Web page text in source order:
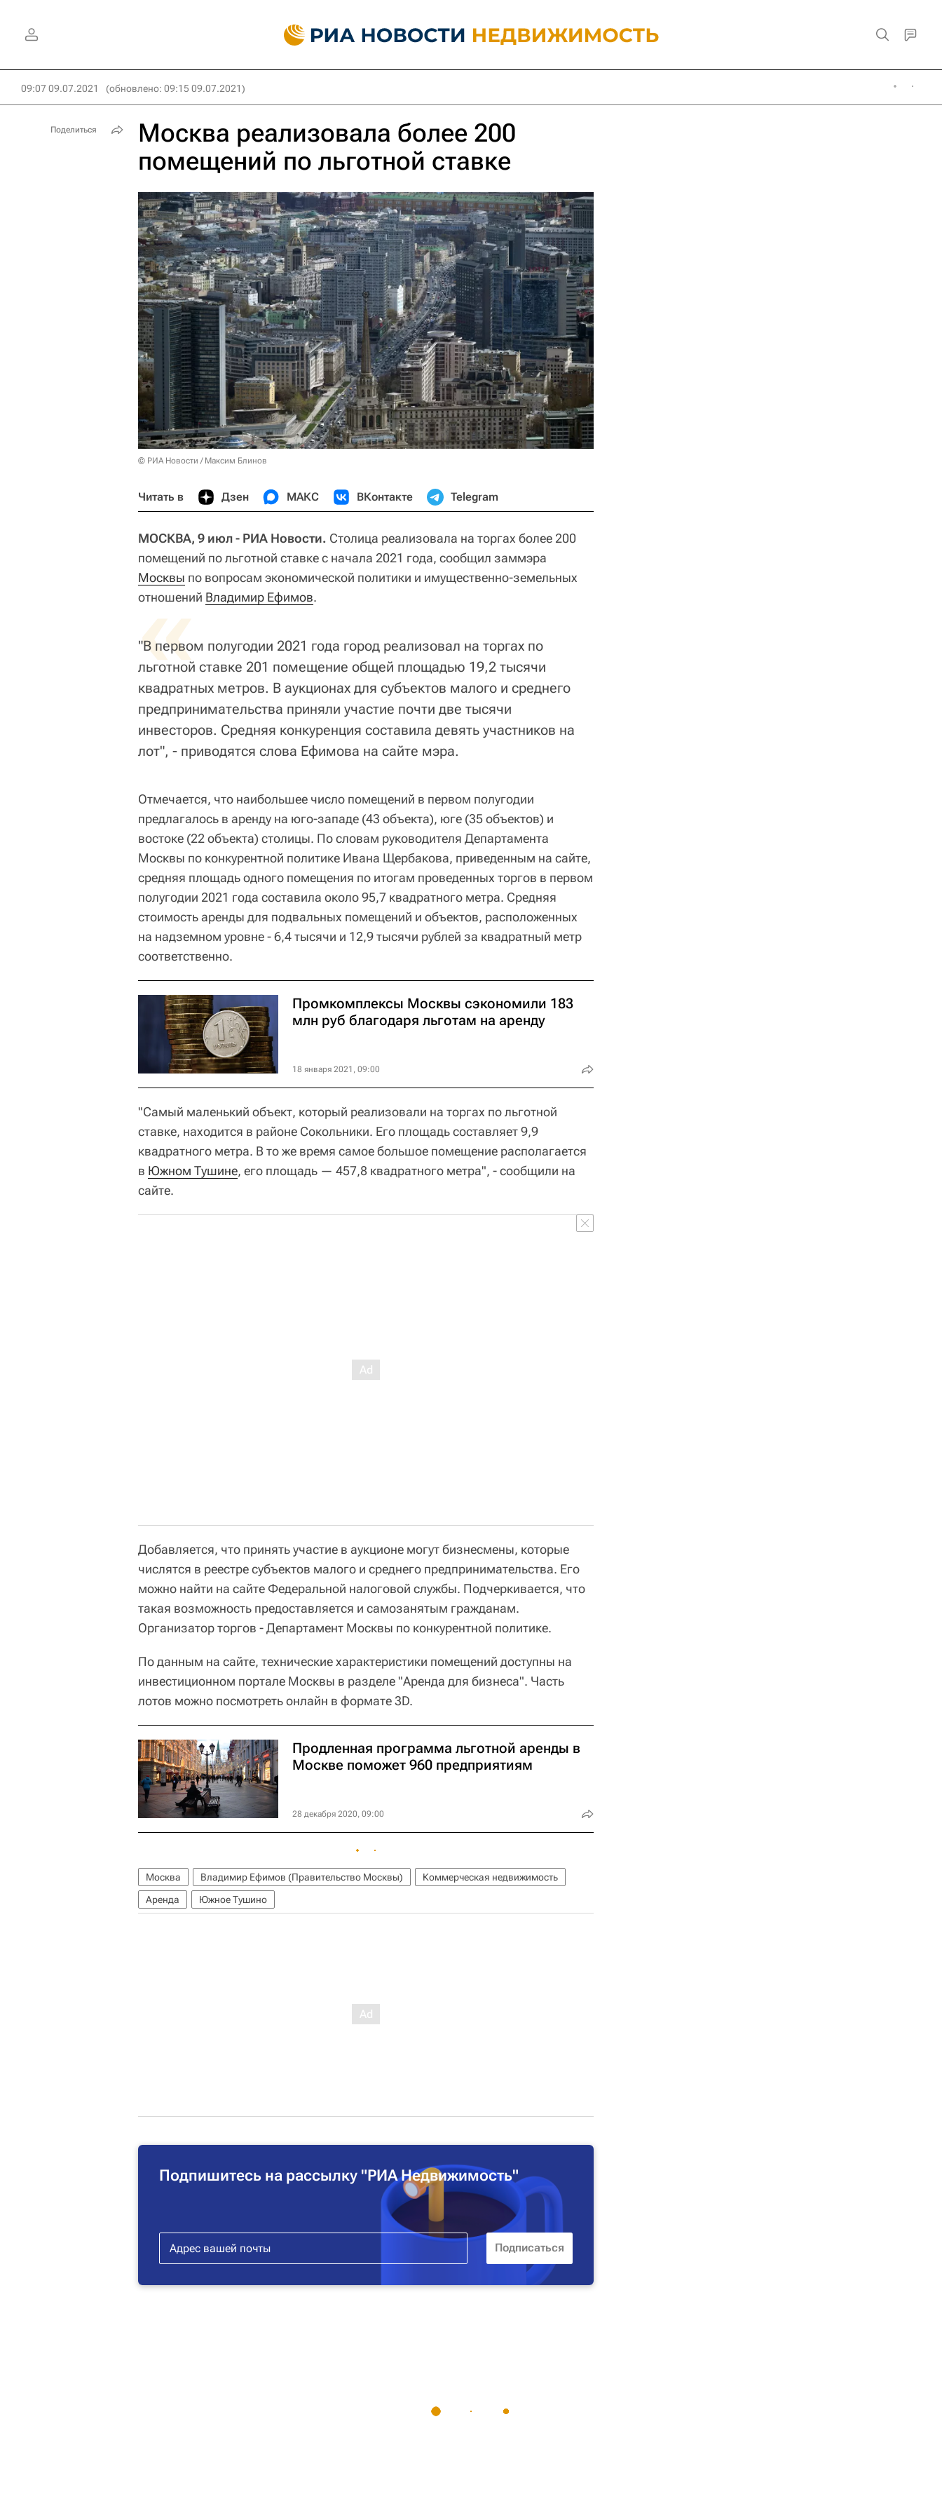
09:07 09.07.2021 (обновлено: 09:15 09.07.2021)
Москва реализовала более 200
помещений по льготной ставке
© РИА Новости / Максим Блинов
Читать в Дзен МАКС ВКонтакте Telegram
МОСКВА, 9 июл - РИА Новости. Столица реализовала на торгах более 200
помещений по льготной ставке с начала 2021 года, сообщил заммэра
Москвы по вопросам экономической политики и имущественно-земельных
отношений Владимир Ефимов.
«
"В первом полугодии 2021 года город реализовал на торгах по
льготной ставке 201 помещение общей площадью 19,2 тысячи
квадратных метров. В аукционах для субъектов малого и среднего
предпринимательства приняли участие почти две тысячи
инвесторов. Средняя конкуренция составила девять участников на
лот", - приводятся слова Ефимова на сайте мэра.
Отмечается, что наибольшее число помещений в первом полугодии
предлагалось в аренду на юго-западе (43 объекта), юге (35 объектов) и
востоке (22 объекта) столицы. По словам руководителя Департамента
Москвы по конкурентной политике Ивана Щербакова, приведенным на сайте,
средняя площадь одного помещения по итогам проведенных торгов в первом
полугодии 2021 года составила около 95,7 квадратного метра. Средняя
стоимость аренды для подвальных помещений и объектов, расположенных
на надземном уровне - 6,4 тысячи и 12,9 тысячи рублей за квадратный метр
соответственно.
Промкомплексы Москвы сэкономили 183
млн руб благодаря льготам на аренду
18 января 2021, 09:00
"Самый маленький объект, который реализовали на торгах по льготной
ставке, находится в районе Сокольники. Его площадь составляет 9,9
квадратного метра. В то же время самое большое помещение располагается
в Южном Тушине, его площадь — 457,8 квадратного метра", - сообщили на
сайте.
Добавляется, что принять участие в аукционе могут бизнесмены, которые
числятся в реестре субъектов малого и среднего предпринимательства. Его
можно найти на сайте Федеральной налоговой службы. Подчеркивается, что
такая возможность предоставляется и самозанятым гражданам.
Организатор торгов - Департамент Москвы по конкурентной политике.
По данным на сайте, технические характеристики помещений доступны на
инвестиционном портале Москвы в разделе "Аренда для бизнеса". Часть
лотов можно посмотреть онлайн в формате 3D.
Продленная программа льготной аренды в
Москве поможет 960 предприятиям
28 декабря 2020, 09:00
Москва Владимир Ефимов (Правительство Москвы)
Коммерческая недвижимость
Аренда
Южное Тушино
Подпишитесь на рассылку "РИА Недвижимость"
Поделиться